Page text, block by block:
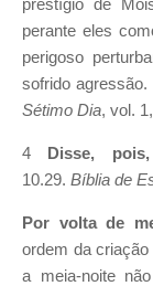
prestígio de
perante eles
perigoso
sofrido agressão.
Sétimo Dia, vol.
4 Disse,
10.29. Bíblia de
Por volta de
ordem da criação
a meia-noite